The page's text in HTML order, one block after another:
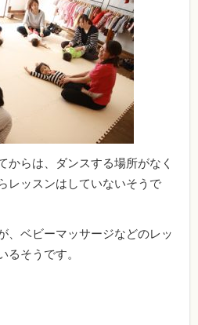
からは、ダンスする場所がなく
レッスンはしていないそうで
、ベビーマッサージなどのレッ
るそうです。